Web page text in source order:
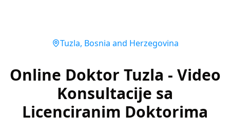
Tuzla, Bosnia and Herzegovina
Online Doktor Tuzla - Video
Konsultacije sa
Licenciranim Doktorima